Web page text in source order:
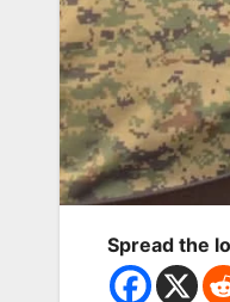
Spread the